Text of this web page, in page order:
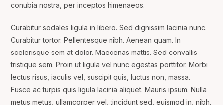
conubia nostra, per inceptos himenaeos.
Curabitur sodales ligula in libero. Sed dignissim lacinia nunc.
Curabitur tortor. Pellentesque nibh. Aenean quam. In
scelerisque sem at dolor. Maecenas mattis. Sed convallis
tristique sem. Proin ut ligula vel nunc egestas porttitor. Morbi
lectus risus, iaculis vel, suscipit quis, luctus non, massa.
Fusce ac turpis quis ligula lacinia aliquet. Mauris ipsum. Nulla
metus metus, ullamcorper vel, tincidunt sed, euismod in, nibh.